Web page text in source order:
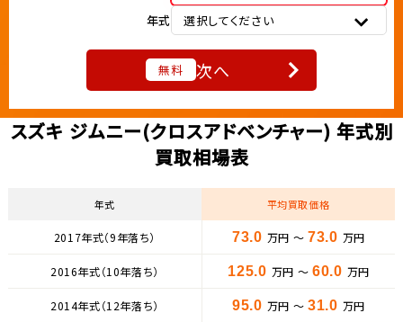
年式
選択してください
無料 次へ
スズキ ジムニー(クロスアドベンチャー) 年式別
買取相場表
年式 平均買取価格
2017年式（9年落ち） 73.0 万円 ～ 73.0 万円
2016年式（10年落ち） 125.0 万円 ～ 60.0 万円
2014年式（12年落ち） 95.0 万円 ～ 31.0 万円